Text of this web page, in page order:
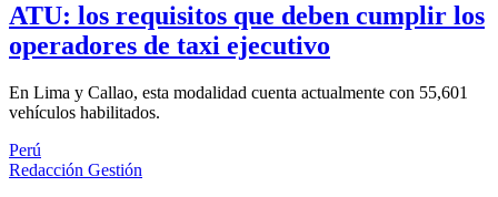
ATU: los requisitos que deben cumplir los
operadores de taxi ejecutivo
En Lima y Callao, esta modalidad cuenta actualmente con 55,601
vehículos habilitados.
Perú
Redacción Gestión